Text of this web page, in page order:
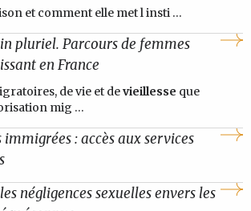
et comment elle met l insti ...
pluriel. Parcours de femmes
en France
de vie et devieillesse que
mig ...
immigrées : accès aux services
négligences sexuelles envers les